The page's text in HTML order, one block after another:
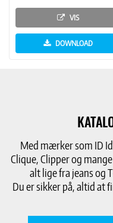
VIS
DOWNLOAD
Med mærker som ID
Clique, Clipper og
alt lige fra jeans og
Du er sikker på, altid at